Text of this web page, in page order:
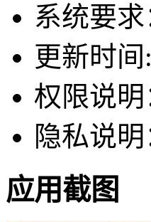
系统要
更新时间
权限说明
隐私说明
应用截图